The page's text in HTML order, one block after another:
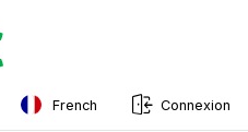
French Connexion